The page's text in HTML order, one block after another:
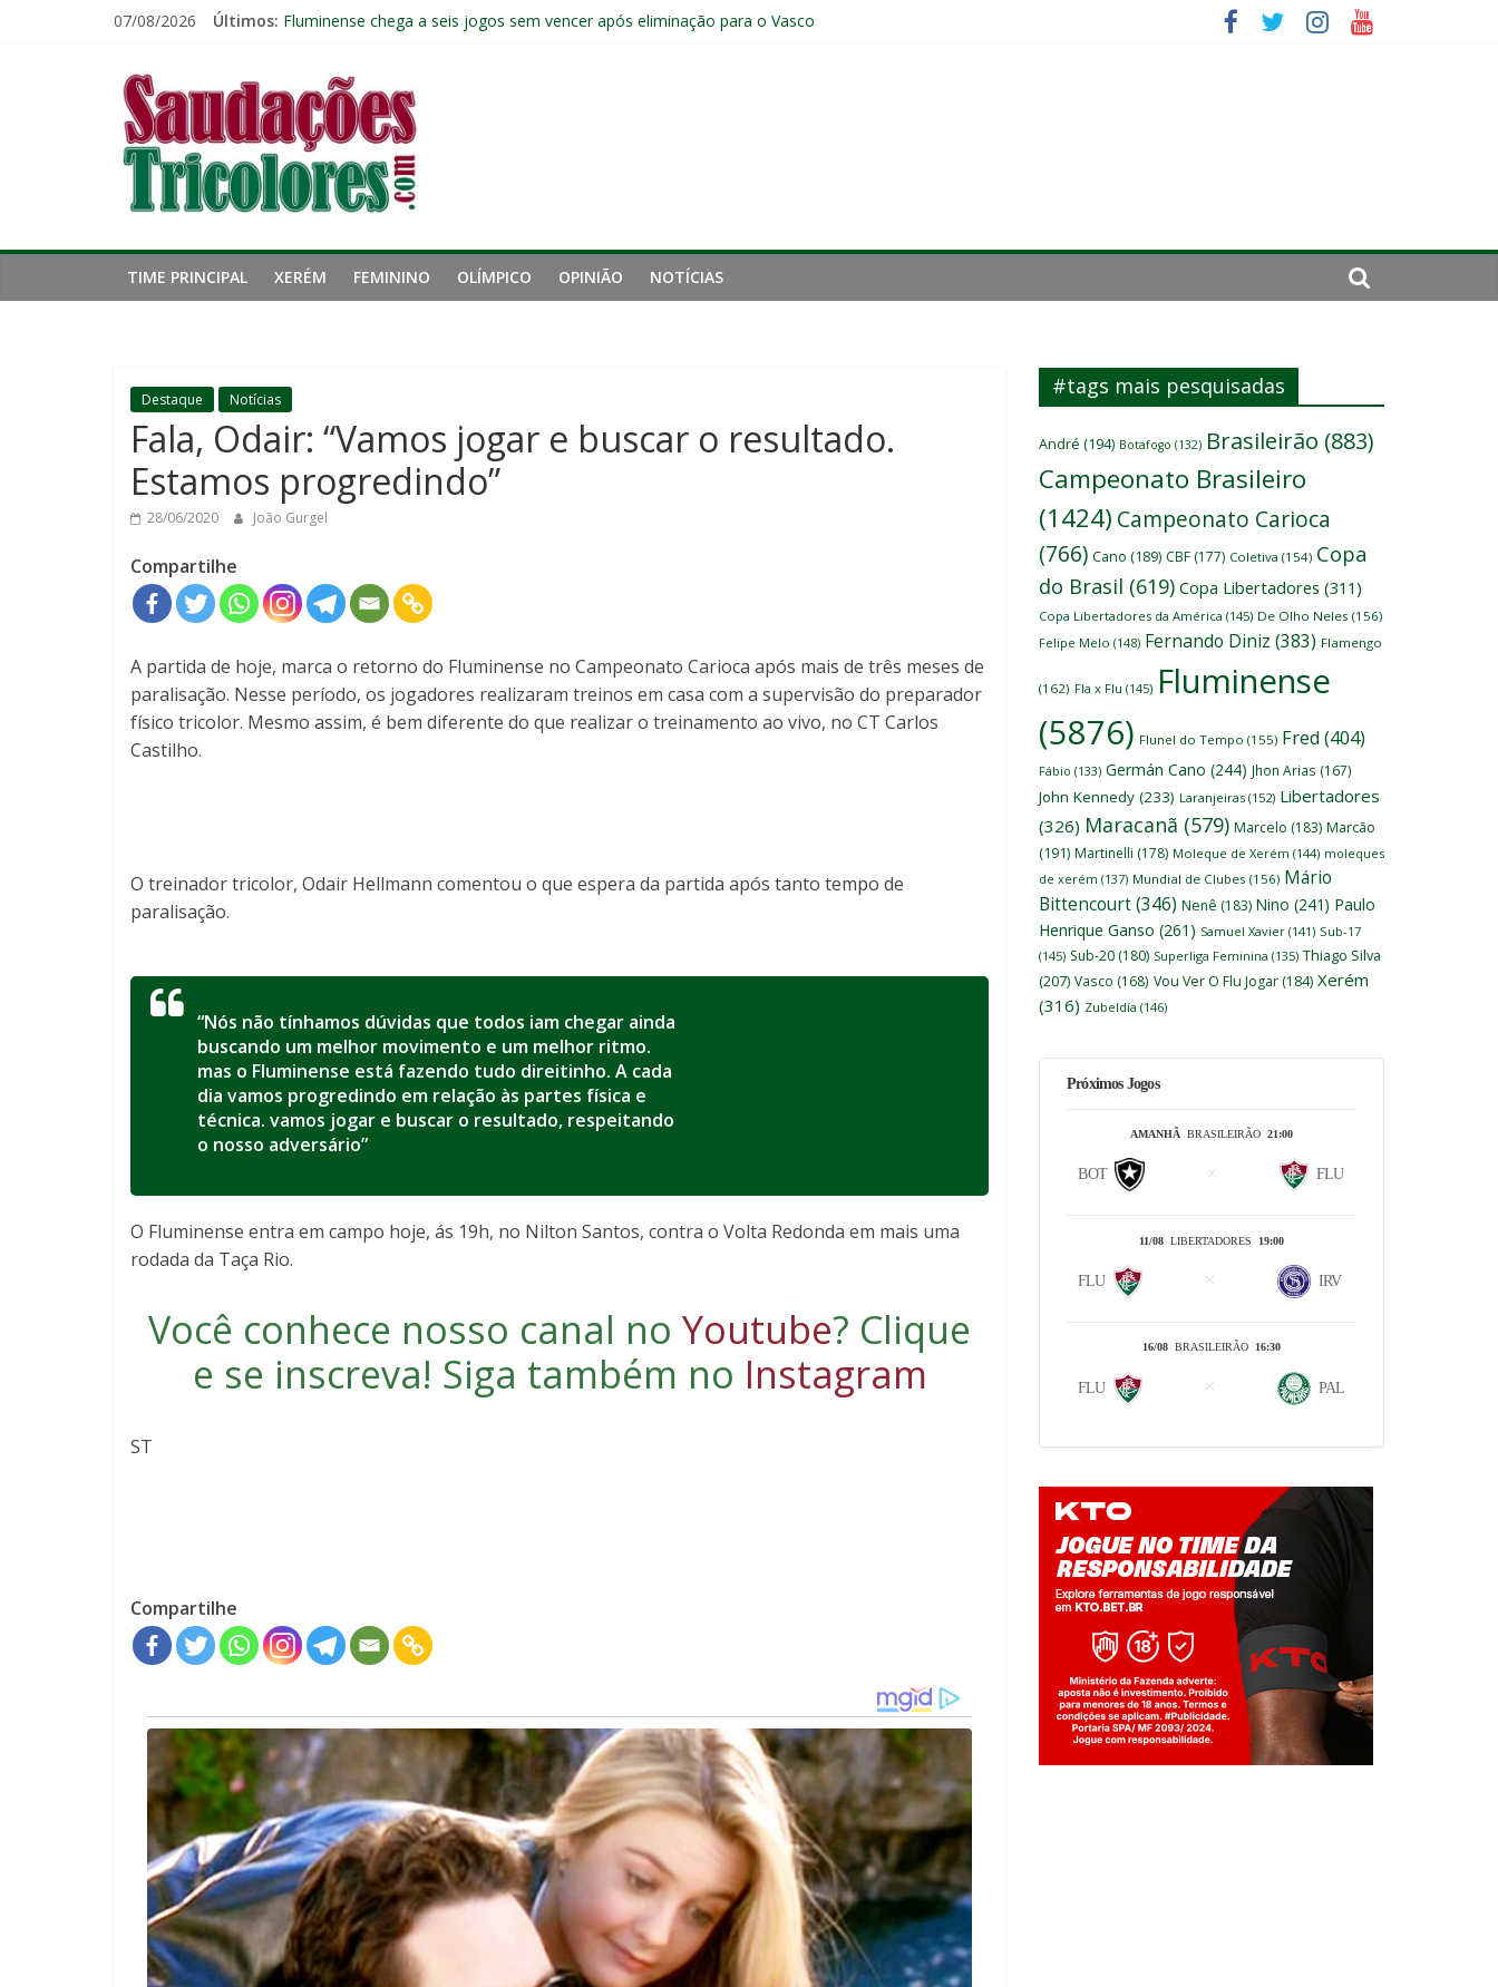
07/08/2026 Últimos: Fluminense chega a seis jogos sem vencer após eliminação para o Vasco
Eliminação para o Vasco amplia jejum do Fluminense para seis jogos, a pior sequência desde a crise de 2024
Reféns da própria inércia: A manutenção de Zubeldía e o risco de jogar o ano do Flu no lixo
Saudações
Tricolores
TIME PRINCIPAL XERÉM FEMININO OLÍMPICO OPINIÃO NOTÍCIAS
Destaque Notícias
Fala, Odair: “Vamos jogar e buscar o resultado.
Estamos progredindo”
28/06/2020 João Gurgel
Compartilhe
A partida de hoje, marca o retorno do Fluminense no Campeonato Carioca após mais de três meses de
paralisação. Nesse período, os jogadores realizaram treinos em casa com a supervisão do preparador
físico tricolor. Mesmo assim, é bem diferente do que realizar o treinamento ao vivo, no CT Carlos
Castilho.
O treinador tricolor, Odair Hellmann comentou o que espera da partida após tanto tempo de
paralisação.
“Nós não tínhamos dúvidas que todos iam chegar ainda
buscando um melhor movimento e um melhor ritmo.
mas o Fluminense está fazendo tudo direitinho. A cada
dia vamos progredindo em relação às partes física e
técnica. vamos jogar e buscar o resultado, respeitando
o nosso adversário”
O Fluminense entra em campo hoje, ás 19h, no Nilton Santos, contra o Volta Redonda em mais uma
rodada da Taça Rio.
Você conhece nosso canal no Youtube? Clique
e se inscreva! Siga também no Instagram
ST
Compartilhe
#tags mais pesquisadas
André (194) Botafogo (132) Brasileirão (883)
Campeonato Brasileiro
(1424) Campeonato Carioca
(766) Cano (189) CBF (177) Coletiva (154) Copa
do Brasil (619) Copa Libertadores (311)
Copa Libertadores da América (145) De Olho Neles (156)
Felipe Melo (148) Fernando Diniz (383) Flamengo
(162) Fla x Flu (145) Fluminense
(5876) Flunel do Tempo (155) Fred (404)
Fábio (133) Germán Cano (244) Jhon Arias (167)
John Kennedy (233) Laranjeiras (152) Libertadores
(326) Maracanã (579) Marcelo (183) Marcão
(191) Martinelli (178) Moleque de Xerém (144) moleques
de xerém (137) Mundial de Clubes (156) Mário
Bittencourt(346) Nenê (183) Nino (241) Paulo
Henrique Ganso (261) Samuel Xavier (141) Sub-17
(145) Sub-20 (180) Superliga Feminina (135) Thiago Silva
(207) Vasco (168) Vou Ver O Flu Jogar (184) Xerém
(316) Zubeldía (146)
Próximos Jogos
AMANHÃ BRASILEIRÃO 21:00
BOT FLU
11/08 LIBERTADORES 19:00
FLU IRV
16/08 BRASILEIRÃO 16:30
FLU PAL
Jogue com responsabilidade. 18+